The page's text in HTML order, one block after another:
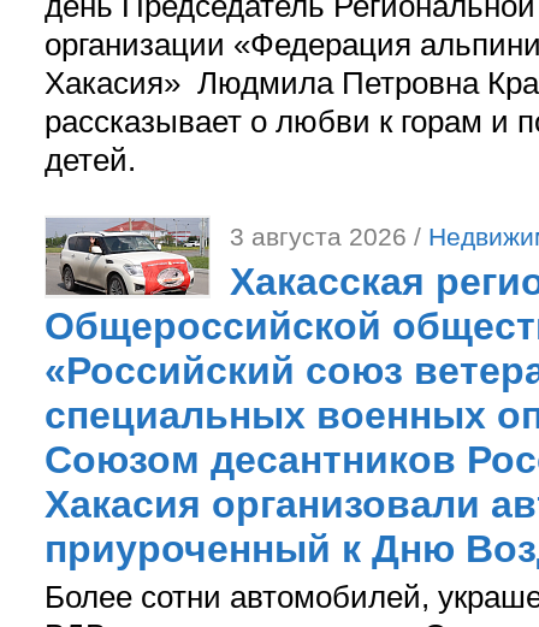
организации «Федерация
Хакасия» Людмила Петровна
рассказывает о любви к горам и
детей.
3 августа 2026 /
Хакасская
Общероссийской
«Российский союз
специальных военных
Союзом десантников
Хакасия организовали
приуроченный к Дню
Более сотни автомобилей,